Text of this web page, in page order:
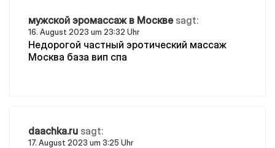
мужской эромассаж в Москве sagt:
16. August 2023 um 23:32 Uhr
Недорогой частный эротический массаж
Москва база вип спа
daachka.ru sagt:
17. August 2023 um 3:25 Uhr